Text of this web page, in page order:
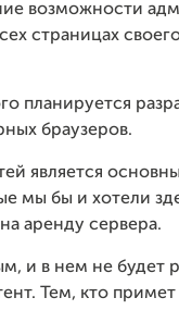
возможности
страницах
планируется
браузеров.
является
мы бы и хотели
аренду сервера.
и в нем не будет
Тем, кто примет